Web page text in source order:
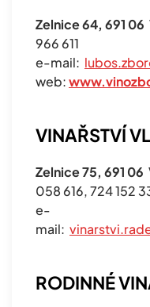
Zelnice 64, 691
966 611
e-mail:
web:
VINAŘSTVÍ
Zelnice 75, 691
058 616, 724 152
e-
mail:
RODINNÉ